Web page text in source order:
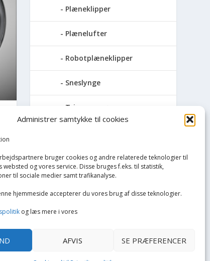
Administrer samtykke til cookies
bruger cookies og andre relaterede teknologier til
og vores service. Disse bruges f.eks. til statistik,
til sociale medier samt trafikanalyse.
hjemmeside accepterer du vores brug af disse teknologier.
og læs mere i vores
AFVIS SE PRÆFERENCER
Plæneklipper
Plænelufter
Robotplæneklipper
Sneslynge
Trimmersnøre
Køkken
Opvarmning